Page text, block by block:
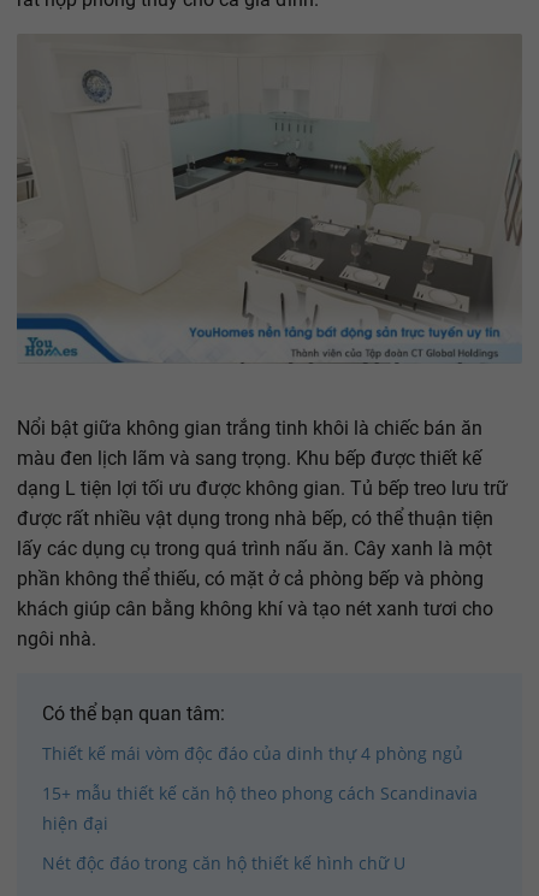
Nổi bật giữa không gian trắng tinh khôi là chiếc bán ăn
màu đen lịch lãm và sang trọng. Khu bếp được thiết kế
dạng L tiện lợi tối ưu được không gian. Tủ bếp treo lưu trữ
được rất nhiều vật dụng trong nhà bếp, có thể thuận tiện
lấy các dụng cụ trong quá trình nấu ăn. Cây xanh là một
phần không thể thiếu, có mặt ở cả phòng bếp và phòng
khách giúp cân bằng không khí và tạo nét xanh tươi cho
ngôi nhà.
Có thể bạn quan tâm:
Thiết kế mái vòm độc đáo của dinh thự 4 phòng ngủ
15+ mẫu thiết kế căn hộ theo phong cách Scandinavia
hiện đại
Nét độc đáo trong căn hộ thiết kế hình chữ U